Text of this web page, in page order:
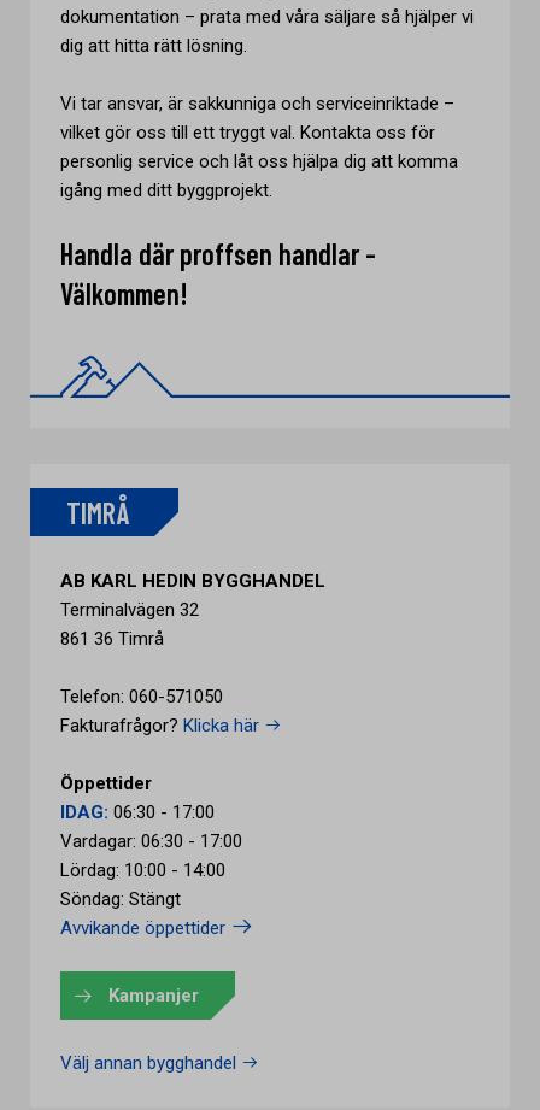
dokumentation – prata med våra säljare så hjälper vi
dig att hitta rätt lösning.
Vi tar ansvar, är sakkunniga och serviceinriktade –
vilket gör oss till ett tryggt val. Kontakta oss för
personlig service och låt oss hjälpa dig att komma
igång med ditt byggprojekt.
Handla där proffsen handlar -
Välkommen!
TIMRÅ
AB KARL HEDIN BYGGHANDEL
Terminalvägen 32
861 36 Timrå
Telefon: 060-571050
Fakturafrågor? Klicka här
Öppettider
IDAG: 06:30 - 17:00
Vardagar: 06:30 - 17:00
Lördag: 10:00 - 14:00
Söndag: Stängt
Avvikande öppettider
Kampanjer
Välj annan bygghandel